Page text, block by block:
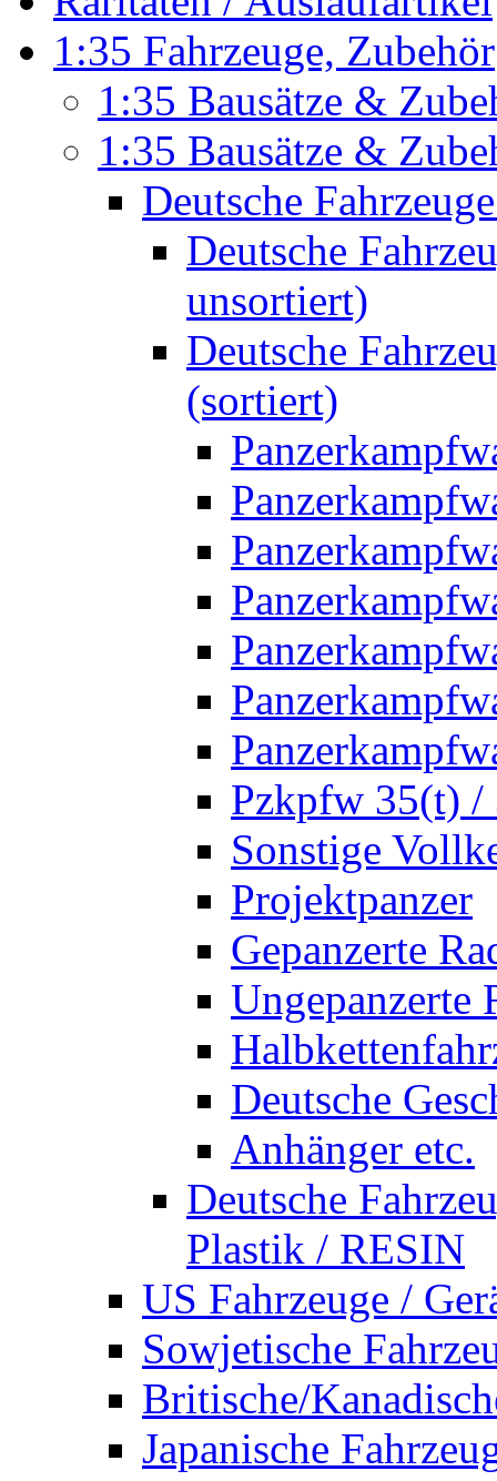
1:35 Fahrzeuge, Zubehör
1:35 Bausätze &
1:35 Bausätze &
Deutsche
Deutsche
unsortiert)
Deutsche
(sortiert)
Pzkpfw 35(t)
Sonstige
Projektpanzer
Gepanzerte
Ungepanzerte
Deutsche
Anhänger etc.
Deutsche
Plastik / RESIN
US Fahrzeuge /
Sowjetische
Britische/
Japanische